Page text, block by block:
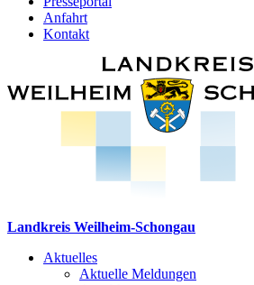
Anfahrt
Kontakt
Landkreis Weilheim-Schongau
Aktuelles
Aktuelle Meldungen